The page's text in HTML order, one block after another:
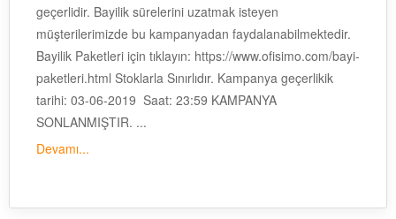
geçerlidir. Bayilik sürelerini uzatmak isteyen
müşterilerimizde bu kampanyadan faydalanabilmektedir.
Bayilik Paketleri için tıklayın: https://www.ofisimo.com/bayi-
paketleri.html Stoklarla Sınırlıdır. Kampanya geçerlikik
tarihi: 03-06-2019 Saat: 23:59 KAMPANYA
SONLANMIŞTIR. ...
Devamı...